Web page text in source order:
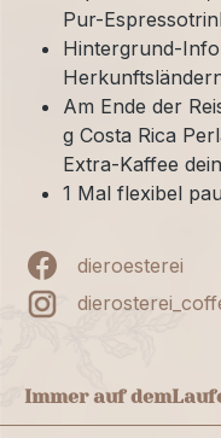
Pur-
Hintergrund-
Am Ende der
g Costa Rica
Extra-Kaffee
1 Mal flexibel
dieroesterei
Immer auf dem